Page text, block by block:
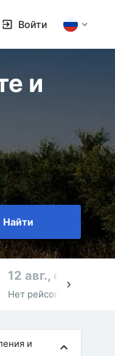
Войти
и
Найти
12 авг., ср
Нет рейсов
и